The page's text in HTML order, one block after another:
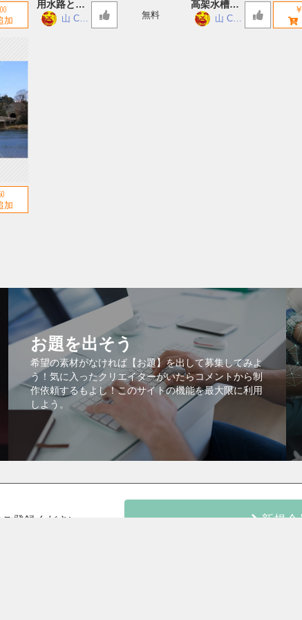
用水路とお
地蔵 山 Ch
無料
高架水槽
B
山 Ch
お題を出そう
希望の素材がなければ【お題】を出して募集してみよ
う！気に入ったクリエイターがいたらコメントから制
作依頼するもよし！このサイトの機能を最大限に利用
しよう。
登録ください。 新規会